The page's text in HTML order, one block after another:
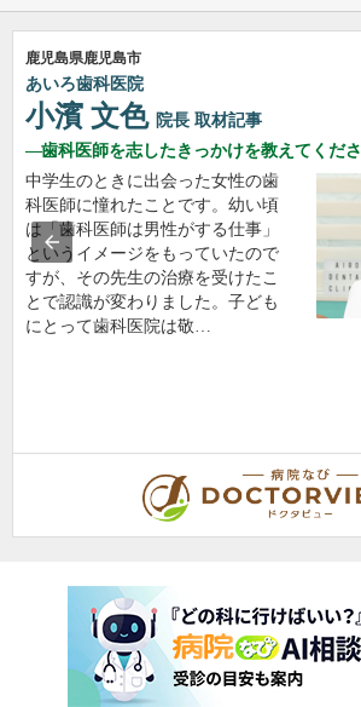
鹿児島県鹿児島市
あいろ歯科医院
小濱 文色 院長 取材記事
歯科医師を志したきっかけを教えてくださ
中学生のときに出会った女性の歯
科医師に憧れたことです。幼い頃
は「歯科医師は男性がする仕事」
というイメージをもっていたので
すが、その先生の治療を受けたこ
とで認識が変わりました。子ども
にとって歯科医院は敬…